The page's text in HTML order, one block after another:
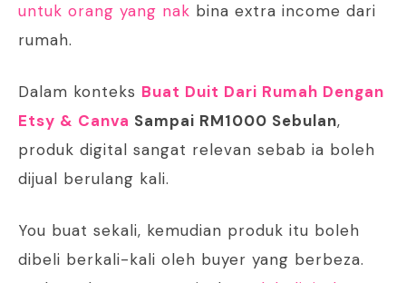
untuk orang yang nak bina extra income dari
rumah.
Dalam konteks Buat Duit Dari Rumah Dengan
Etsy & Canva Sampai RM1000 Sebulan,
produk digital sangat relevan sebab ia boleh
dijual berulang kali.
You buat sekali, kemudian produk itu boleh
dibeli berkali-kali oleh buyer yang berbeza.